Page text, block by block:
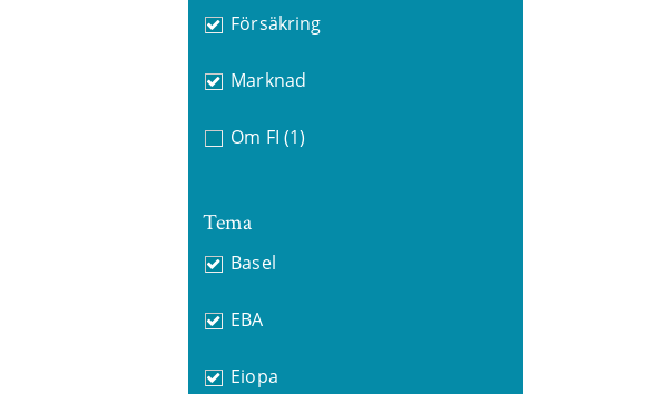
Försäkring
Marknad
Om FI (1)
Tema
Basel
EBA
Eiopa